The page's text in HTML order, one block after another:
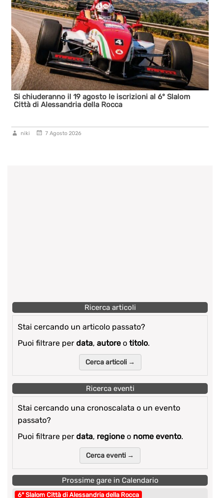
Si chiuderanno il 19 agosto le iscrizioni al 6° Slalom
Città di Alessandria della Rocca
niki 7 Agosto 2026
Ricerca articoli
Stai cercando un articolo passato?
Puoi filtrare per data, autore o titolo.
Cerca articoli →
Ricerca eventi
Stai cercando una cronoscalata o un evento
passato?
Puoi filtrare per data, regione o nome evento.
Cerca eventi →
Prossime gare in Calendario
6° Slalom Città di Alessandria della Rocca